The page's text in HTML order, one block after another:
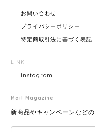
はぜんぜんわからず
気にいりました。 い
りなので安心して購
お問い合わせ
プライバシーポリシー
特定商取引法に基づく表記
LINK
Instagram
Mail Magazine
新商品やキャンペーンなど